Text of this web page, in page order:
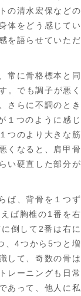
の清水宏保などの
体をどう感じてい
を語らせていただ
常に骨格標本と同
。でも調子が悪く
さらに不調のとき
１つのように感じ
つのより大きな筋
くなると、肩甲骨
い硬直した部分が
ば、背骨を１つず
ば胸椎の1番を右
倒して2番は右に
、4つから5つと増
して、奇数の骨は
レーニングも日常
あって、他人に私